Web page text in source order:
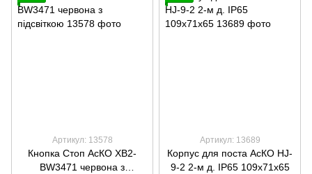
Артикул: 13578
Кнопка Стоп АсКО ХВ2-
ВW3471 червона з
Артикул: 13689
Корпус для поста АсКО HJ-
9-2 2-м д. ІР65 109х71х65